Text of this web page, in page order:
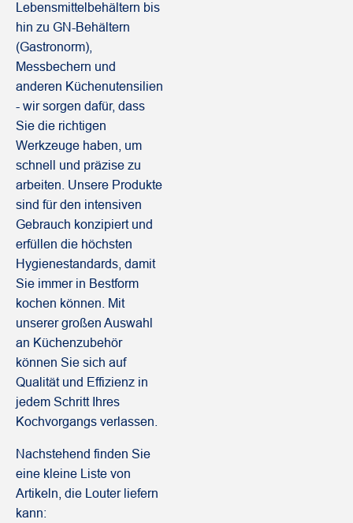
Lebensmittelbehältern bis
hin zu GN-Behältern
(Gastronorm),
Messbechern und
anderen Küchenutensilien
- wir sorgen dafür, dass
Sie die richtigen
Werkzeuge haben, um
schnell und präzise zu
arbeiten. Unsere Produkte
sind für den intensiven
Gebrauch konzipiert und
erfüllen die höchsten
Hygienestandards, damit
Sie immer in Bestform
kochen können. Mit
unserer großen Auswahl
an Küchenzubehör
können Sie sich auf
Qualität und Effizienz in
jedem Schritt Ihres
Kochvorgangs verlassen.
Nachstehend finden Sie
eine kleine Liste von
Artikeln, die Louter liefern
kann: